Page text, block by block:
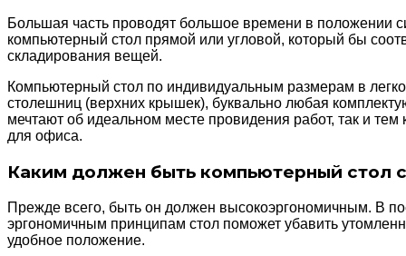
Большая часть проводят большое времени в положении
компьютерный стол прямой или угловой, который бы
складирования вещей.
Компьютерный стол по индивидуальным размерам в
столешниц (верхних крышек), буквально любая
мечтают об идеальном месте провидения работ, так и
для офиса.
Каким должен быть компьютерный стол
Прежде всего, быть он должен высокоэргономичным. В
эргономичным принципам стол поможет убавить
удобное положение.